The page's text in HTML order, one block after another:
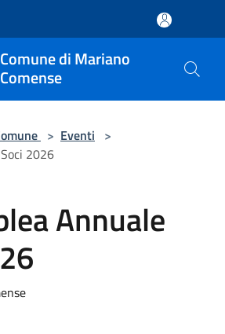
Comune di Mariano
Comense
> Eventi >
2026
Annuale